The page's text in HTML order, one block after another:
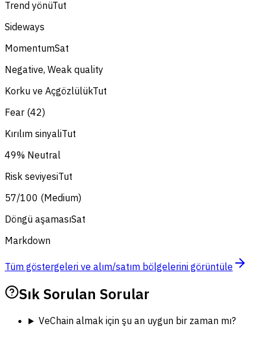
Trend yönüTut
Sideways
MomentumSat
Negative, Weak quality
Korku ve AçgözlülükTut
Fear (42)
Kırılım sinyaliTut
49% Neutral
Risk seviyesiTut
57/100 (Medium)
Döngü aşamasıSat
Markdown
Tüm göstergeleri ve alım/satım bölgelerini görüntüle
Sık Sorulan Sorular
VeChain almak için şu an uygun bir zaman mı?